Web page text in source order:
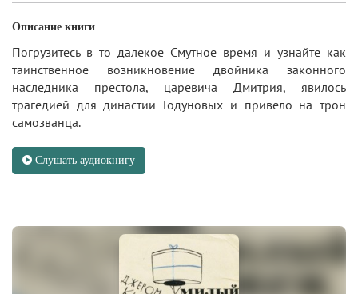
Описание книги
Погрузитесь в то далекое Смутное время и узнайте как
таинственное возникновение двойника законного
наследника престола, царевича Дмитрия, явилось
трагедией для династии Годуновых и привело на трон
самозванца.
Слушать аудиокнигу